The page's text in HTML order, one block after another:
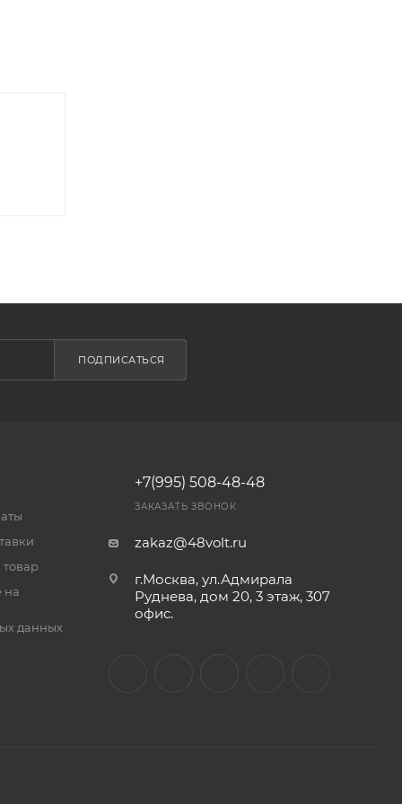
ПОДПИСАТЬСЯ
товар
на
данных
+7(995) 508-48-48
ЗАКАЗАТЬ ЗВОНОК
zakaz@48volt.ru
г.Москва, ул.Адмирала
Руднева, дом 20, 3 этаж, 307
офис.